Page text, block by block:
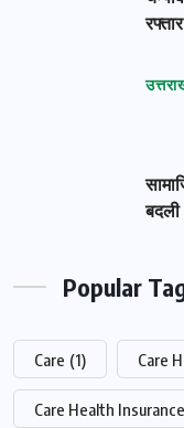
बदली
Popular
Care (1) Care
Care Health